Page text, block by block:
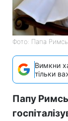
Фото: Папа
Вимкни
тільки
Папу